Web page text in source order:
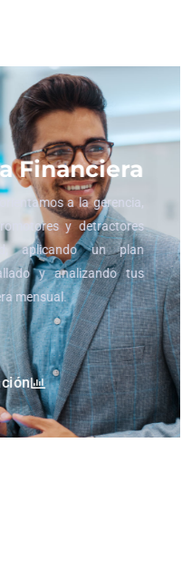
Financiera
a la gerencia,
y detractores
aplicando un plan
y analizando tus
mensual.